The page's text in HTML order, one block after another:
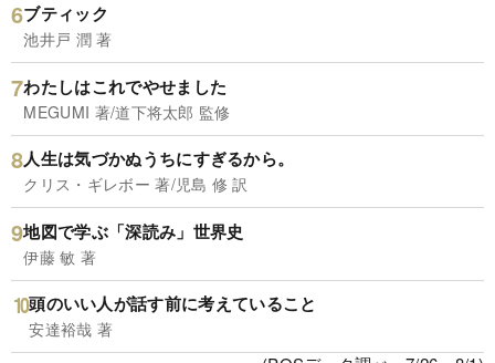
ブティック
池井戸 潤 著
わたしはこれでやせました
MEGUMI 著/道下将太郎 監修
人生は気づかぬうちにすぎるから。
クリス・ギレボー 著/児島 修 訳
地図で学ぶ「深読み」世界史
伊藤 敏 著
頭のいい人が話す前に考えていること
安達裕哉 著